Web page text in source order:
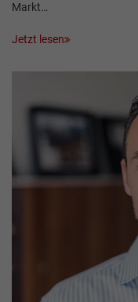
Markt…
Jetzt lesen